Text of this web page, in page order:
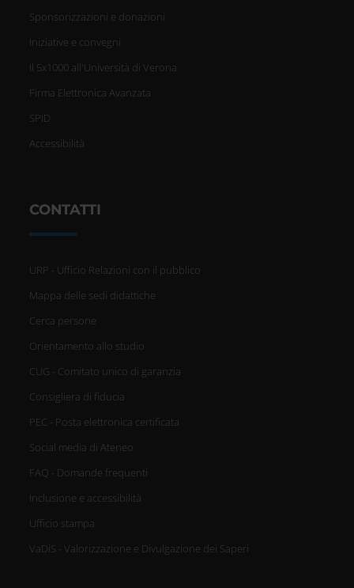
Sponsorizzazioni e donazioni
Iniziative e convegni
Il 5x1000 all'Università di Verona
Firma Elettronica Avanzata
SPID
Accessibilità
CONTATTI
URP - Ufficio Relazioni con il pubblico
Mappa delle sedi didattiche
Cerca persone
Orientamento allo studio
CUG - Comitato unico di garanzia
Consigliera di fiducia
PEC - Posta elettronica certificata
Social media di Ateneo
FAQ - Domande frequenti
Inclusione e accessibilità
Ufficio stampa
VaDiS - Valorizzazione e Divulgazione dei Saperi